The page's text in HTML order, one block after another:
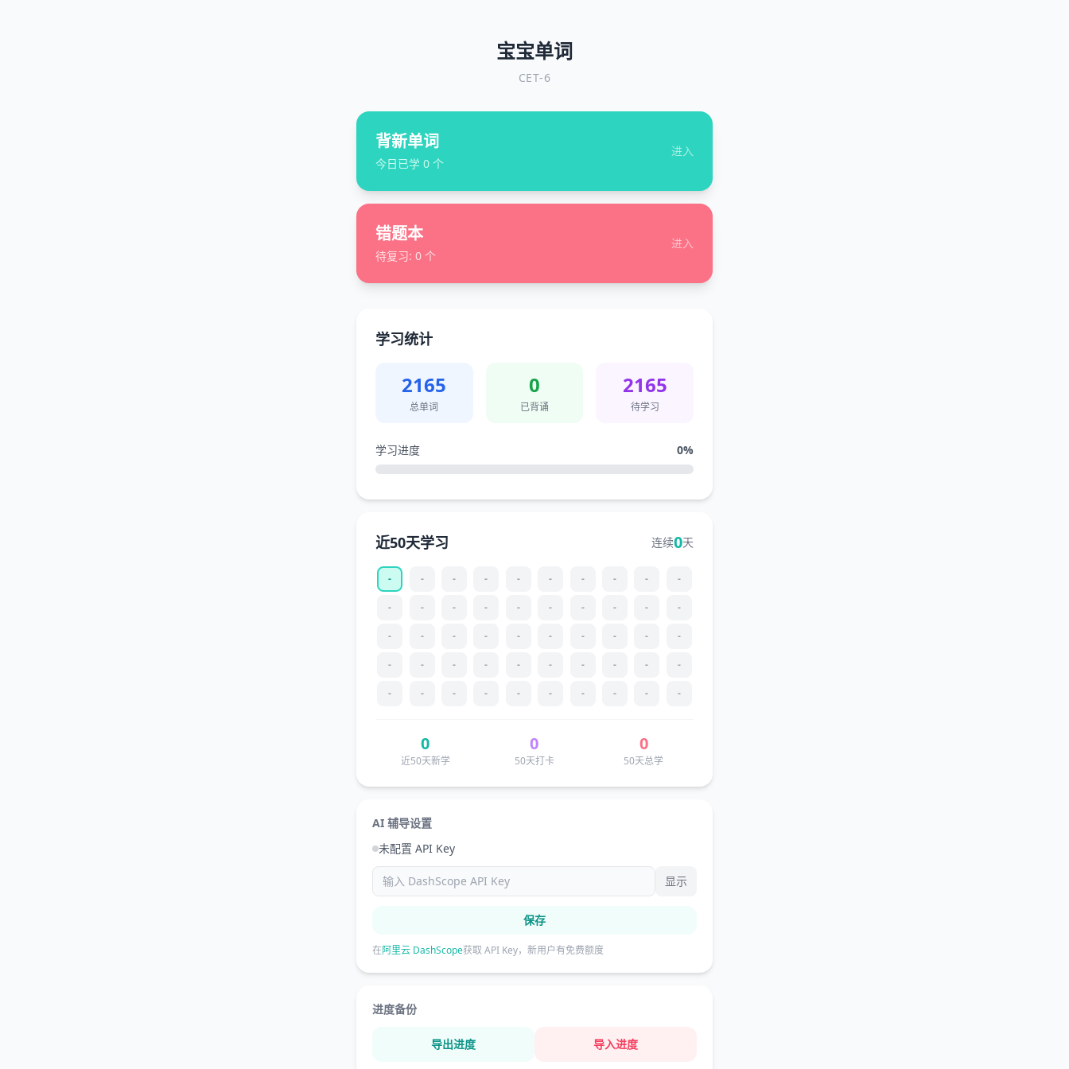
宝宝单词
CET-6
背新单词
今日已学 0 个
进入
错题本
待复习: 0 个
进入
学习统计
2165
总单词
0
已背诵
2165
待学习
学习进度 0%
近50天学习 连续0天
- - - - - - - - - -
- - - - - - - - - -
- - - - - - - - - -
- - - - - - - - - -
- - - - - - - - - -
0
近50天新学
0
50天打卡
0
50天总学
AI 辅导设置
未配置 API Key
显示
保存
在阿里云 DashScope获取 API Key，新用户有免费额度
进度备份
导出进度 导入进度